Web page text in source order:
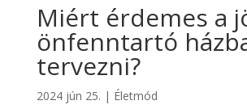
Miért érdemes a
önfenntartó
tervezni?
2024 jún 25. | Életmód